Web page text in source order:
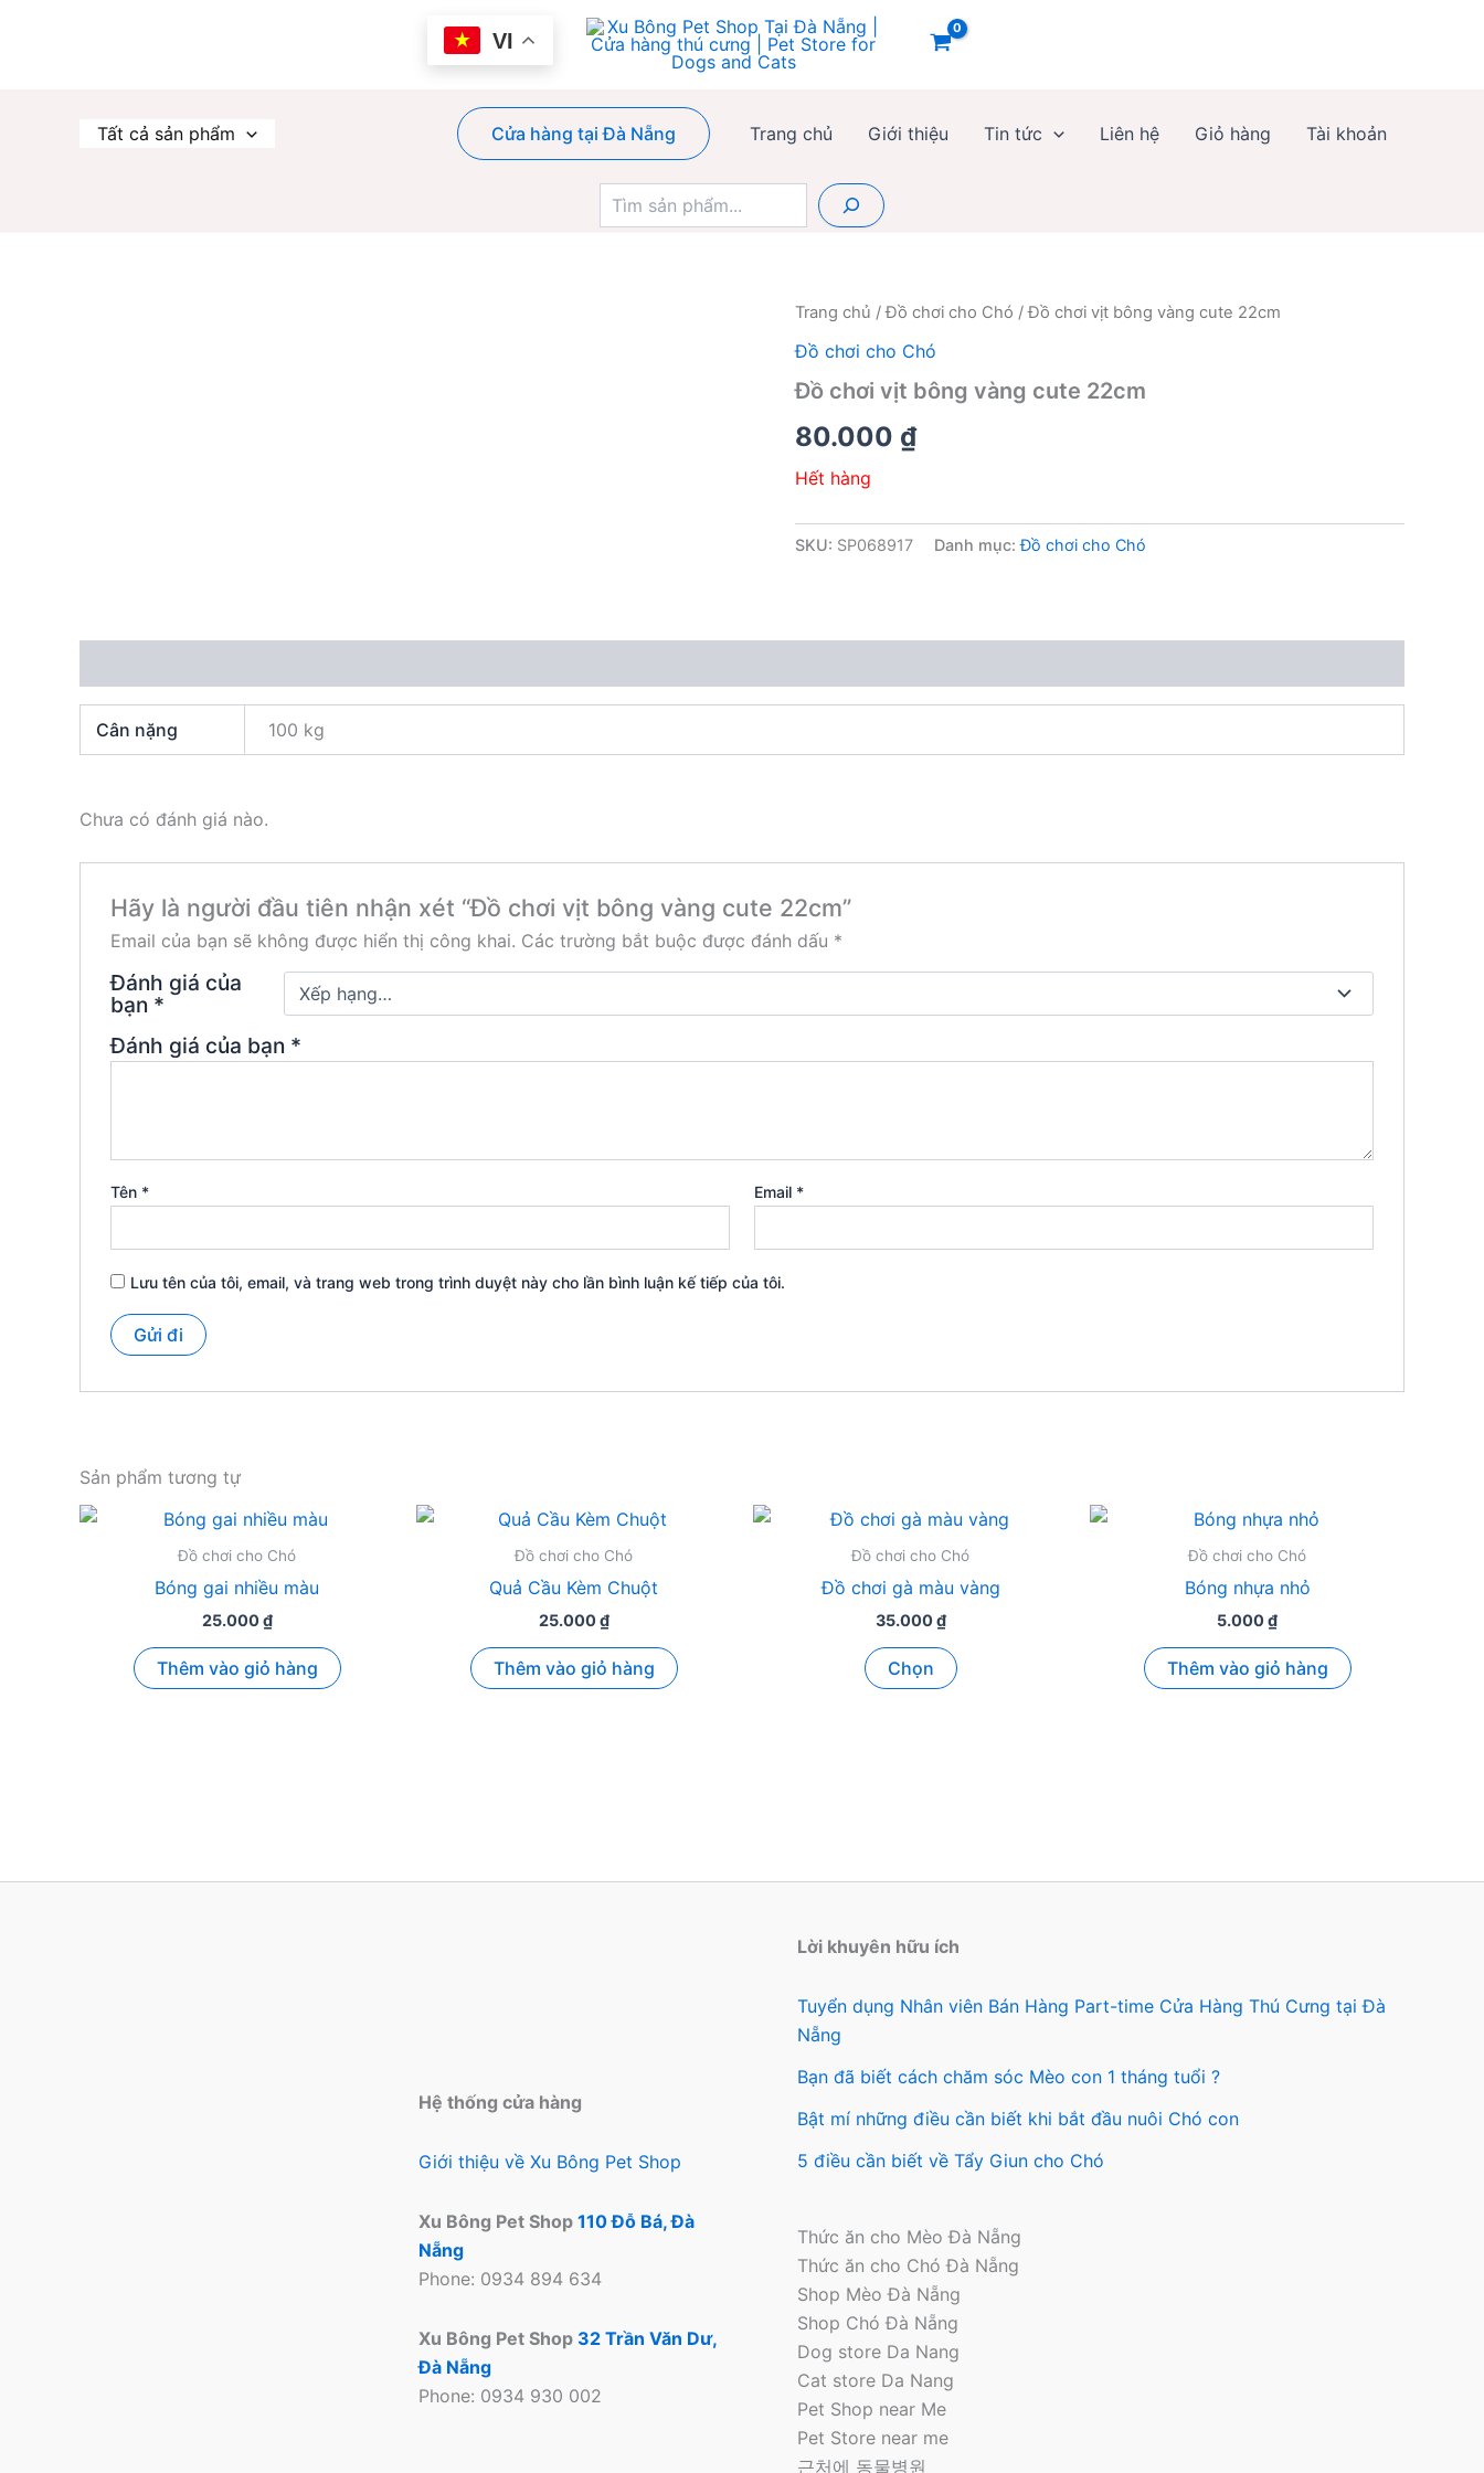
VI
Tất cả sản phẩm Cửa hàng tại Đà Nẵng Trang chủ Giới thiệu Tin tức Liên hệ Giỏ hàng Tài khoản
kiếm
Trang chủ /Đồ chơi cho Chó / Đồ chơi vịt bông vàng cute 22cm
Đồ chơi cho Chó
Đồ chơi vịt bông vàng cute 22cm
80.000 ₫
Hết hàng
SKU: SP068917 Danh mục:Đồ chơi cho Chó
Cân nặng 100 kg
Chưa có đánh giá nào.
Hãy là người đầu tiên nhận xét “Đồ chơi vịt bông vàng cute 22cm”
Email của bạn sẽ không được hiển thị công khai. Các trường bắt buộc được đánh dấu *
Đánh giá của
bạn *
Đánh giá của bạn *
Tên * Email *
Lưu tên của tôi, email, và trang web trong trình duyệt này cho lần bình luận kế tiếp của tôi.
Sản phẩm tương tự
Đồ chơi cho Chó
Bóng gai nhiều màu
25.000₫
Thêm vào giỏ hàng
Đồ chơi cho Chó
Quả Cầu Kèm Chuột
25.000₫
Thêm vào giỏ hàng
Đồ chơi cho Chó
Đồ chơi gà màu vàng
35.000₫
Chọn
phẩm
tùy
có
được
trang
sản
Đồ chơi cho Chó
Bóng nhựa nhỏ
5.000₫
Thêm vào giỏ hàng
Hệ thống cửa hàng
Giới thiệu về Xu Bông Pet Shop
Xu Bông Pet Shop 110 Đỗ Bá, Đà
Nẵng
Phone: 0934 894 634
Xu Bông Pet Shop 32 Trần Văn Dư,
Đà Nẵng
Phone: 0934 930 002
Lời khuyên hữu ích
Tuyển dụng Nhân viên Bán Hàng Part-time Cửa Hàng Thú Cưng tại Đà
Nẵng
Bạn đã biết cách chăm sóc Mèo con 1 tháng tuổi ?
Bật mí những điều cần biết khi bắt đầu nuôi Chó con
5 điều cần biết về Tẩy Giun cho Chó
Thức ăn cho Mèo Đà Nẵng
Thức ăn cho Chó Đà Nẵng
Shop Mèo Đà Nẵng
Shop Chó Đà Nẵng
Dog store Da Nang
Cat store Da Nang
Pet Shop near Me
Pet Store near me
근처에 동물병원